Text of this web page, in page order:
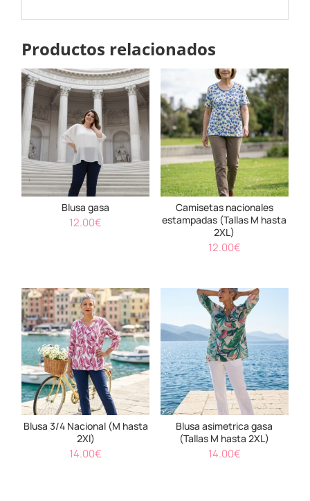
Productos relacionados
Blusa gasa
12.00€
Camisetas nacionales
estampadas (Tallas M hasta
2XL)
12.00€
Blusa 3/4 Nacional (M hasta
2Xl)
14.00€
Blusa asimetrica gasa
(Tallas M hasta 2XL)
14.00€